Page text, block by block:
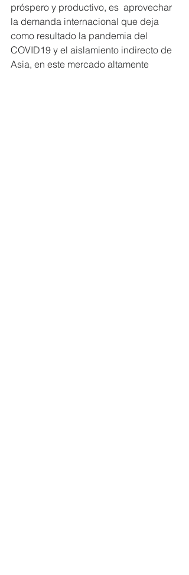
próspero y productivo, es  aprovechar
la demanda internacional que deja
como resultado la pandemia del
COVID19 y el aislamiento indirecto de
Asia, en este mercado altamente